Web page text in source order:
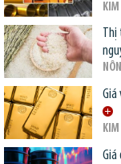
KIM
Thị
Giá
KIM
Giá